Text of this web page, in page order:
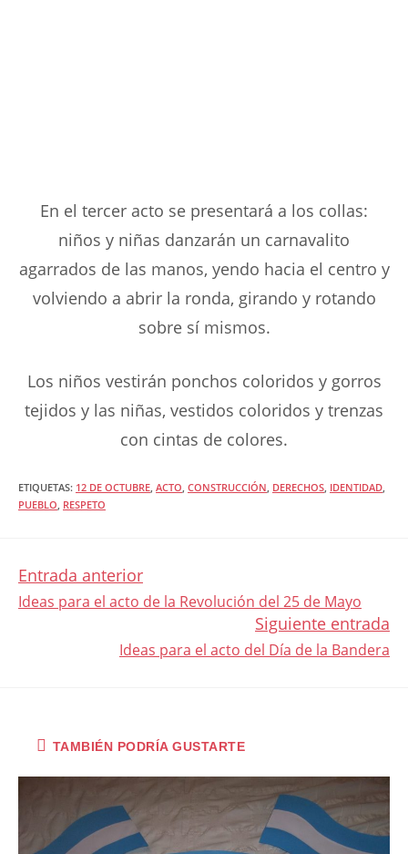
En el tercer acto se presentará a los collas:
niños y niñas danzarán un carnavalito
agarrados de las manos, yendo hacia el centro y
volviendo a abrir la ronda, girando y rotando
sobre sí mismos.
Los niños vestirán ponchos coloridos y gorros
tejidos y las niñas, vestidos coloridos y trenzas
con cintas de colores.
ETIQUETAS: 12 DE OCTUBRE, ACTO, CONSTRUCCIÓN, DERECHOS, IDENTIDAD,
PUEBLO, RESPETO
LEER
Entrada anterior
Ideas para el acto de la Revolución del 25 de Mayo
Siguiente entrada
Ideas para el acto del Día de la Bandera
TAMBIÉN PODRÍA GUSTARTE